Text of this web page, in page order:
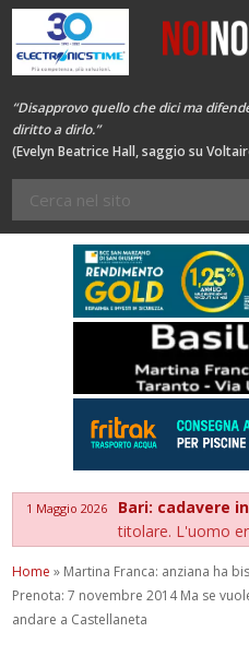
“Disapprovo quello che dici ma
diritto a dirlo.”
(Evelyn Beatrice Hall, saggio su
1 Maggio 2026 Bari: cadavere
titolare. L'uomo
Home » Martina Franca: anziana ha
Prenota: 7 novembre 2014 Ma se
andare a Castellaneta